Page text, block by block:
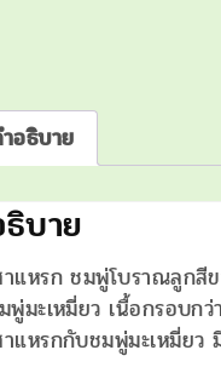
อธิบาย
บาย
แหรก ชมพู่โบราณลูกสี
พู่มะเหมี่ยว เนื้อกรอบกว่า
แหรกกับชมพู่มะเหมี่ยว